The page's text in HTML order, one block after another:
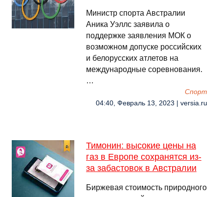
Министр спорта Австралии
Аника Уэллс заявила о
поддержке заявления МОК о
возможном допуске российских
и белорусских атлетов на
международные соревнования.
…
Спорт
04:40, Февраль 13, 2023 | versia.ru
Тимонин: высокие цены на
газ в Европе сохранятся из-
за забастовок в Австралии
Биржевая стоимость природного